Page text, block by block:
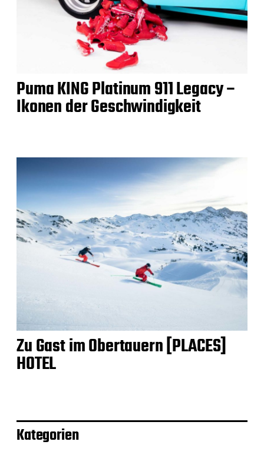
Puma KING Platinum 911 Legacy –
Ikonen der Geschwindigkeit
Zu Gast im Obertauern [PLACES]
HOTEL
Kategorien